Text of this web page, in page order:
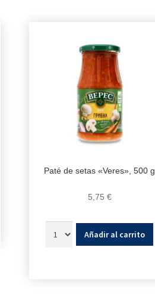
Paté de setas «Veres», 500 g
5,75 €
Añadir al carrito